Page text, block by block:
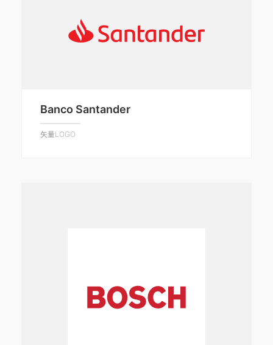
Banco Santander
矢量LOGO